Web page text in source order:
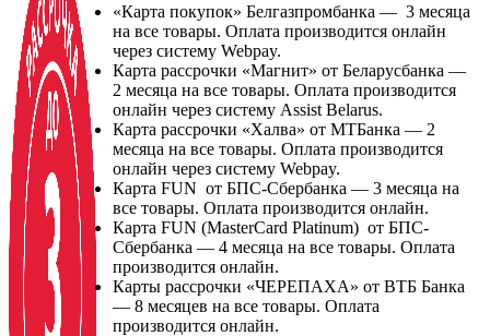
«Карта покупок» Белгазпромбанка — 3 месяца
на все товары. Оплата производится онлайн
через систему Webpay.
Карта рассрочки «Магнит» от Беларусбанка —
2 месяца на все товары. Оплата производится
онлайн через систему Assist Belarus.
Карта рассрочки «Халва» от МТБанка — 2
месяца на все товары. Оплата производится
онлайн через систему Webpay.
Карта FUN от БПС-Сбербанка — 3 месяца на
все товары. Оплата производится онлайн.
Карта FUN (MasterCard Platinum) от БПС-
Сбербанка — 4 месяца на все товары. Оплата
производится онлайн.
Карты рассрочки «ЧЕРЕПАХА» от ВТБ Банка
— 8 месяцев на все товары. Оплата
производится онлайн.